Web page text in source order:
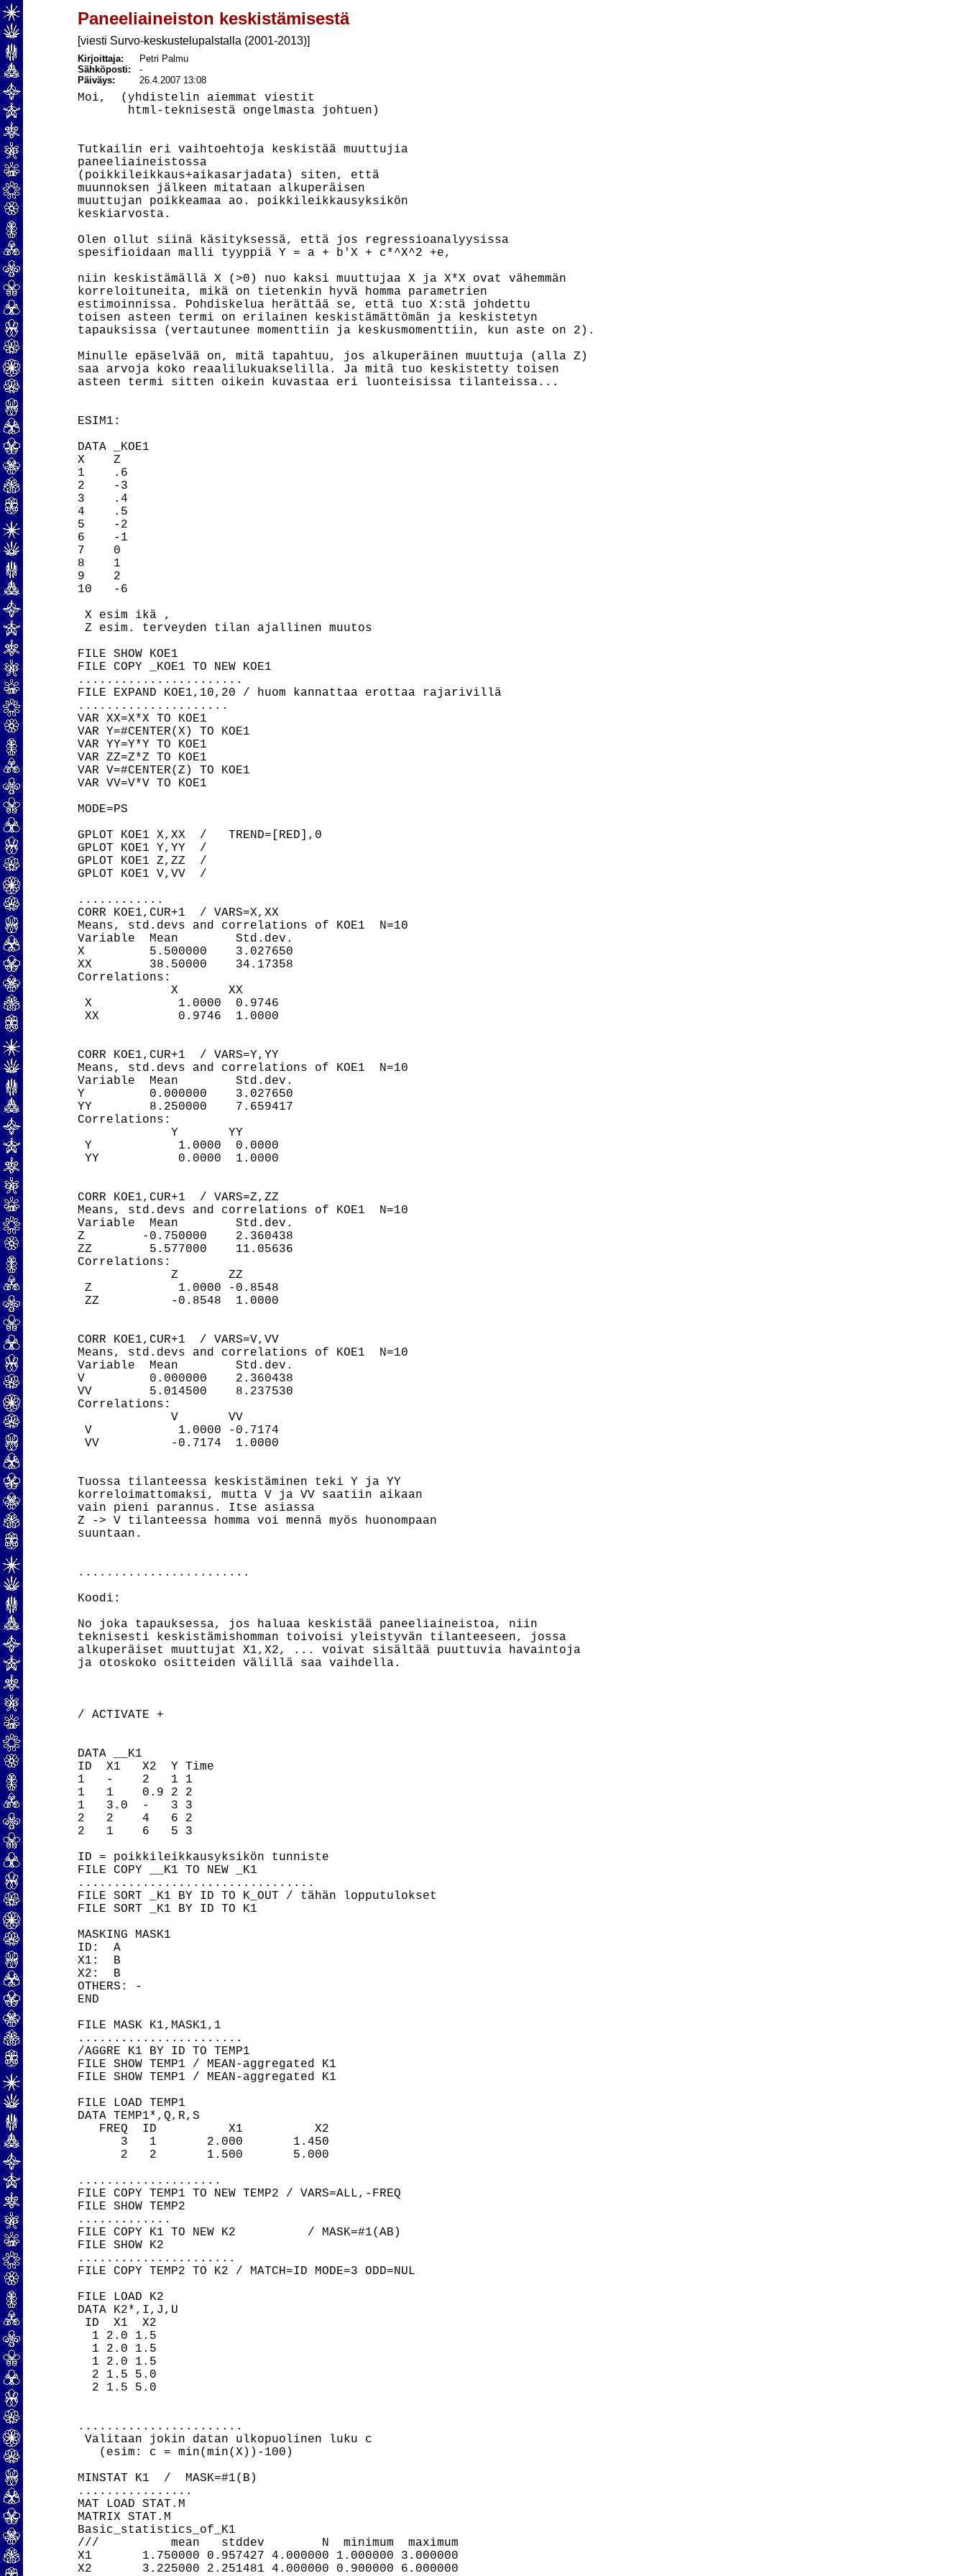
Paneeliaineiston keskistämisestä
[viesti Survo-keskustelupalstalla (2001-2013)]
Kirjoittaja:
Petri Palmu
Sähköposti: -
Päiväys:
26.4.2007 13:08
Moi,  (yhdistelin aiemmat viestit
       html-teknisestä ongelmasta johtuen)
Tutkailin eri vaihtoehtoja keskistää muuttujia
paneeliaineistossa
(poikkileikkaus+aikasarjadata) siten, että
muunnoksen jälkeen mitataan alkuperäisen
muuttujan poikkeamaa ao. poikkileikkausyksikön
keskiarvosta.
Olen ollut siinä käsityksessä, että jos regressioanalyysissa
spesifioidaan malli tyyppiä Y = a + b'X + c*^X^2 +e,
niin keskistämällä X (>0) nuo kaksi muuttujaa X ja X*X ovat vähemmän
korreloituneita, mikä on tietenkin hyvä homma parametrien
estimoinnissa. Pohdiskelua herättää se, että tuo X:stä johdettu
toisen asteen termi on erilainen keskistämättömän ja keskistetyn
tapauksissa (vertautunee momenttiin ja keskusmomenttiin, kun aste on 2).
Minulle epäselvää on, mitä tapahtuu, jos alkuperäinen muuttuja (alla Z)
saa arvoja koko reaalilukuakselilla. Ja mitä tuo keskistetty toisen
asteen termi sitten oikein kuvastaa eri luonteisissa tilanteissa...
ESIM1:
DATA _KOE1
X    Z
1    .6
2    -3
3    .4
4    .5
5    -2
6    -1
7    0
8    1
9    2
10   -6
X esim ikä ,
Z esim. terveyden tilan ajallinen muutos
FILE SHOW KOE1
FILE COPY _KOE1 TO NEW KOE1
.......................
FILE EXPAND KOE1,10,20 / huom kannattaa erottaa rajarivillä
.....................
VAR XX=X*X TO KOE1
VAR Y=#CENTER(X) TO KOE1
VAR YY=Y*Y TO KOE1
VAR ZZ=Z*Z TO KOE1
VAR V=#CENTER(Z) TO KOE1
VAR VV=V*V TO KOE1
MODE=PS
GPLOT KOE1 X,XX  /   TREND=[RED],0
GPLOT KOE1 Y,YY  /
GPLOT KOE1 Z,ZZ  /
GPLOT KOE1 V,VV  /
............
CORR KOE1,CUR+1  / VARS=X,XX
Means, std.devs and correlations of KOE1  N=10
Variable  Mean        Std.dev.
X         5.500000    3.027650
XX        38.50000    34.17358
Correlations:
             X       XX
X            1.0000  0.9746
XX           0.9746  1.0000
CORR KOE1,CUR+1  / VARS=Y,YY
Means, std.devs and correlations of KOE1  N=10
Variable  Mean        Std.dev.
Y         0.000000    3.027650
YY        8.250000    7.659417
Correlations:
             Y       YY
Y            1.0000  0.0000
YY           0.0000  1.0000
CORR KOE1,CUR+1  / VARS=Z,ZZ
Means, std.devs and correlations of KOE1  N=10
Variable  Mean        Std.dev.
Z        -0.750000    2.360438
ZZ        5.577000    11.05636
Correlations:
             Z       ZZ
Z            1.0000 -0.8548
ZZ          -0.8548  1.0000
CORR KOE1,CUR+1  / VARS=V,VV
Means, std.devs and correlations of KOE1  N=10
Variable  Mean        Std.dev.
V         0.000000    2.360438
VV        5.014500    8.237530
Correlations:
             V       VV
V            1.0000 -0.7174
VV          -0.7174  1.0000
Tuossa tilanteessa keskistäminen teki Y ja YY
korreloimattomaksi, mutta V ja VV saatiin aikaan
vain pieni parannus. Itse asiassa
Z -> V tilanteessa homma voi mennä myös huonompaan
suuntaan.
........................
Koodi:
No joka tapauksessa, jos haluaa keskistää paneeliaineistoa, niin
teknisesti keskistämishomman toivoisi yleistyvän tilanteeseen, jossa
alkuperäiset muuttujat X1,X2, ... voivat sisältää puuttuvia havaintoja
ja otoskoko ositteiden välillä saa vaihdella.
/ ACTIVATE +
DATA __K1
ID  X1   X2  Y Time
1   -    2   1 1
1   1    0.9 2 2
1   3.0  -   3 3
2   2    4   6 2
2   1    6   5 3
ID = poikkileikkausyksikön tunniste
FILE COPY __K1 TO NEW _K1
.................................
FILE SORT _K1 BY ID TO K_OUT / tähän lopputulokset
FILE SORT _K1 BY ID TO K1
MASKING MASK1
ID:  A
X1:  B
X2:  B
OTHERS: -
END
FILE MASK K1,MASK1,1
.......................
/AGGRE K1 BY ID TO TEMP1
FILE SHOW TEMP1 / MEAN-aggregated K1
FILE SHOW TEMP1 / MEAN-aggregated K1
FILE LOAD TEMP1
DATA TEMP1*,Q,R,S
   FREQ  ID          X1          X2
      3   1       2.000       1.450
      2   2       1.500       5.000
....................
FILE COPY TEMP1 TO NEW TEMP2 / VARS=ALL,-FREQ
FILE SHOW TEMP2
.............
FILE COPY K1 TO NEW K2          / MASK=#1(AB)
FILE SHOW K2
......................
FILE COPY TEMP2 TO K2 / MATCH=ID MODE=3 ODD=NUL
FILE LOAD K2
DATA K2*,I,J,U
ID  X1  X2
  1 2.0 1.5
  1 2.0 1.5
  1 2.0 1.5
  2 1.5 5.0
  2 1.5 5.0
.......................
Valitaan jokin datan ulkopuolinen luku c
   (esim: c = min(min(X))-100)
MINSTAT K1  /  MASK=#1(B)
................
MAT LOAD STAT.M
MATRIX STAT.M
Basic_statistics_of_K1
///          mean   stddev        N  minimum  maximum
X1       1.750000 0.957427 4.000000 1.000000 3.000000
X2       3.225000 2.251481 4.000000 0.900000 6.000000